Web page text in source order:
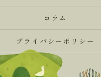
コラム
プライバシーポリシー